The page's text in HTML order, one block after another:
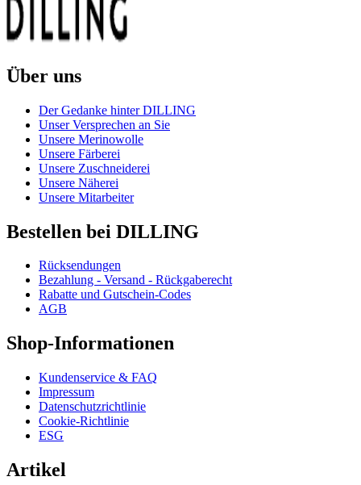
Über uns
Der Gedanke hinter DILLING
Unser Versprechen an Sie
Unsere Merinowolle
Unsere Färberei
Unsere Zuschneiderei
Unsere Näherei
Unsere Mitarbeiter
Bestellen bei DILLING
Rücksendungen
Bezahlung - Versand - Rückgaberecht
Rabatte und Gutschein-Codes
AGB
Shop-Informationen
Kundenservice & FAQ
Impressum
Datenschutzrichtlinie
Cookie-Richtlinie
ESG
Artikel